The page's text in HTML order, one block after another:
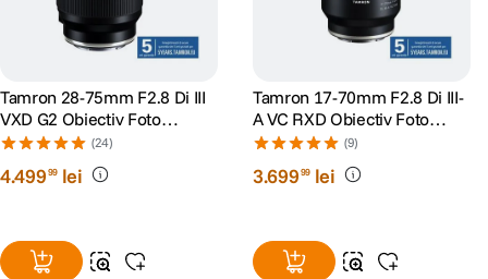
Aflati mai multe detalii si descarcati Tamron Lens Utility pentru PC sau
pentru Smartphone de
Tamron 28-75mm F2.8 Di III
VXD G2 Obiectiv Foto
Mirrorless Sony E
(24)
4.49999 lei
Tamron 17-70mm F2.8 Di III-
A VC RXD Obiectiv Foto
Mirrorless Montura Sony E
(9)
3.69999 lei